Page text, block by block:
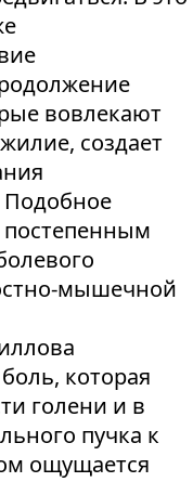
вовлекают
создает
Подобное
постепенным
мышечной
которая
голени и в
пучка к
ощущается